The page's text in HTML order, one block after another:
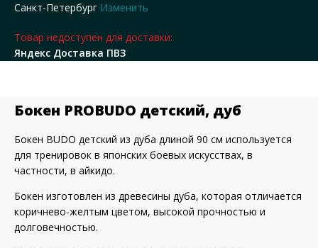
Санкт-Петербург Изменить
Товар недоступен для доставки:
Яндекс Доставка ПВЗ
Бокен PROBUDO детский, дуб
Бокен BUDO детский из дуба длиной 90 см используется
для тренировок в японских боевых искусствах, в
частности, в айкидо.
Бокен изготовлен из древесины дуба, которая отличается
коричнево-желтым цветом, высокой прочностью и
долговечностью.